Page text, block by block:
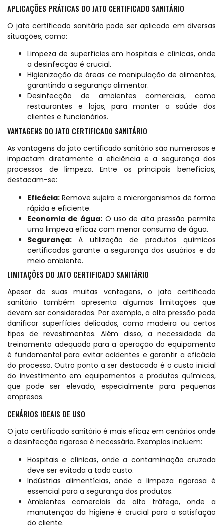
APLICAÇÕES PRÁTICAS DO JATO CERTIFICADO SANITÁRIO
O jato certificado sanitário pode ser aplicado em diversas
situações, como:
Limpeza de superfícies em hospitais e clínicas, onde
a desinfecção é crucial.
Higienização de áreas de manipulação de alimentos,
garantindo a segurança alimentar.
Desinfecção de ambientes comerciais, como
restaurantes e lojas, para manter a saúde dos
clientes e funcionários.
VANTAGENS DO JATO CERTIFICADO SANITÁRIO
As vantagens do jato certificado sanitário são numerosas e
impactam diretamente a eficiência e a segurança dos
processos de limpeza. Entre os principais benefícios,
destacam-se:
Eficácia: Remove sujeira e microrganismos de forma
rápida e eficiente.
Economia de água:O uso de alta pressão permite
uma limpeza eficaz com menor consumo de água.
Segurança: A utilização de produtos químicos
certificados garante a segurança dos usuários e do
meio ambiente.
LIMITAÇÕES DO JATO CERTIFICADO SANITÁRIO
Apesar de suas muitas vantagens, o jato certificado
sanitário também apresenta algumas limitações que
devem ser consideradas. Por exemplo, a alta pressão pode
danificar superfícies delicadas, como madeira ou certos
tipos de revestimentos. Além disso, a necessidade de
treinamento adequado para a operação do equipamento
é fundamental para evitar acidentes e garantir a eficácia
do processo. Outro ponto a ser destacado é o custo inicial
do investimento em equipamentos e produtos químicos,
que pode ser elevado, especialmente para pequenas
empresas.
CENÁRIOS IDEAIS DE USO
O jato certificado sanitário é mais eficaz em cenários onde
a desinfecção rigorosa é necessária. Exemplos incluem:
Hospitais e clínicas, onde a contaminação cruzada
deve ser evitada a todo custo.
Indústrias alimentícias, onde a limpeza rigorosa é
essencial para a segurança dos produtos.
Ambientes comerciais de alto tráfego, onde a
manutenção da higiene é crucial para a satisfação
do cliente.